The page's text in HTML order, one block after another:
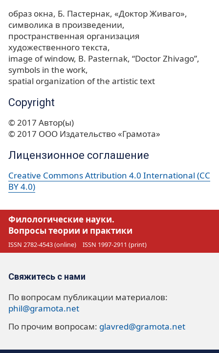
образ окна Б. Пастернак «Доктор Живаго»
символика в произведении
пространственная организация
художественного текста
image of window B. Pasternak “Doctor Zhivago”
symbols in the work
spatial organization of the artistic text
Copyright
© 2017 Автор(ы)
© 2017 ООО Издательство «Грамота»
Лицензионное соглашение
Creative Commons Attribution 4.0 International (CC
BY 4.0)
Филологические науки.
Вопросы теории и практики
ISSN 2782-4543 (online) ISSN 1997-2911 (print)
Свяжитесь с нами
По вопросам публикации материалов:
phil@gramota.net
По прочим вопросам: glavred@gramota.net